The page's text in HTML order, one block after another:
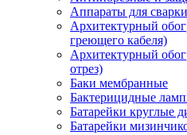
Аппараты для
Архитектурный
греющего кабеля)
Архитектурный
отрез)
Баки мембранные
Бактерицидные
Батарейки круглые
Батарейки